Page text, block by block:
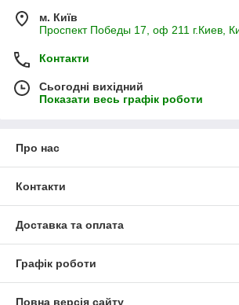
м. Київ
Проспект Победы 17, оф 211 г.Киев,
Контакти
Сьогодні вихідний
Показати весь графік роботи
Про нас
Контакти
Доставка та оплата
Графік роботи
Повна версія сайту